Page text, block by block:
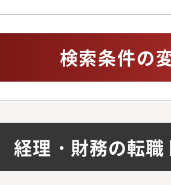
げる開示資料（有価
書、決算短信、適時
などの英訳チェック
力】・東証一部上場
務全般の知識を高め
リーダーへのキャリ
検索条件の
経理・財務の転